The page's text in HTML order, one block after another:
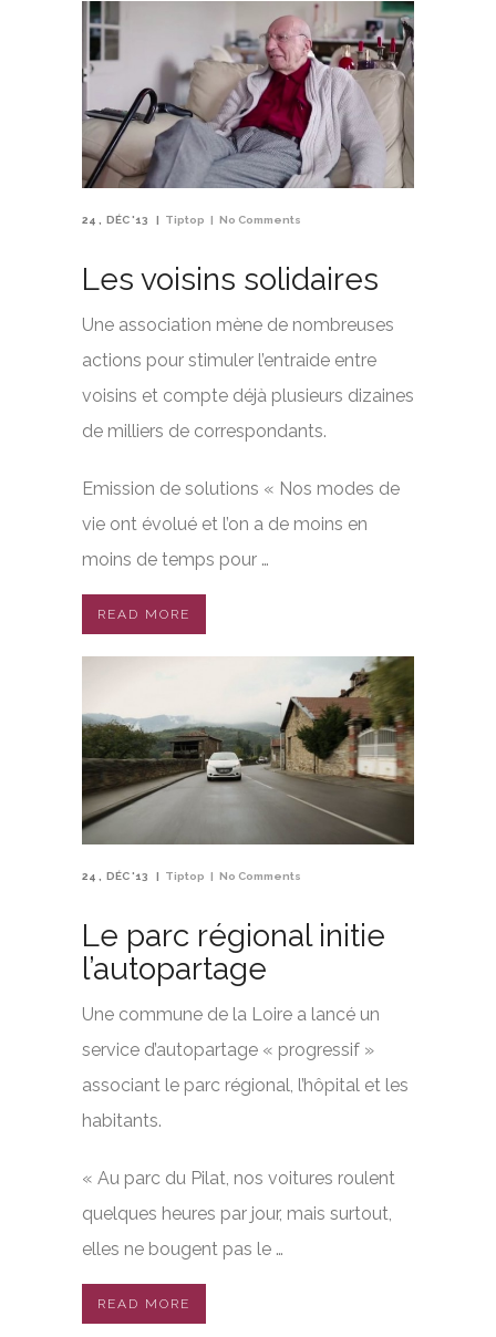
24 DÉC '13 Tiptop No Comments
Les voisins solidaires
Une association mène de nombreuses
actions pour stimuler l’entraide entre
voisins et compte déjà plusieurs dizaines
de milliers de correspondants.
Emission de solutions « Nos modes de
vie ont évolué et l’on a de moins en
moins de temps pour …
READ MORE
24 DÉC '13 Tiptop No Comments
Le parc régional initie
l’autopartage
Une commune de la Loire a lancé un
service d’autopartage « progressif »
associant le parc régional, l’hôpital et les
habitants.
« Au parc du Pilat, nos voitures roulent
quelques heures par jour, mais surtout,
elles ne bougent pas le …
READ MORE